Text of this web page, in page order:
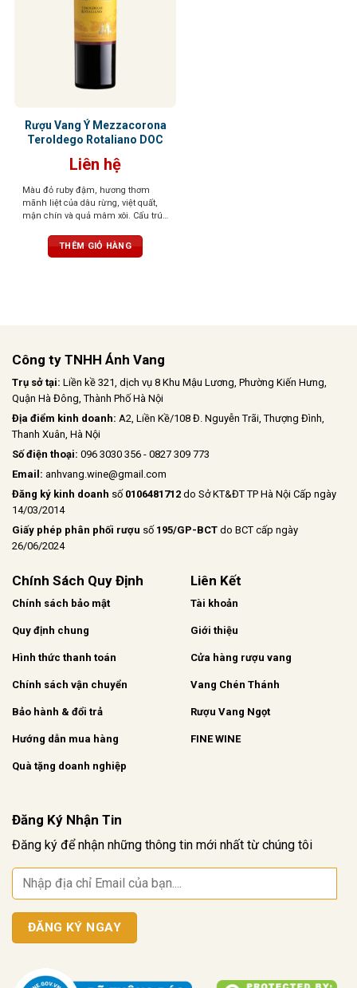
Rượu Vang Ý Mezzacorona
Teroldego Rotaliano DOC
Liên hệ
Màu đỏ ruby đậm, hương thơm
mãnh liệt của dâu rừng, việt quất,
mận chín và quả mâm xôi. Cấu trúc
trịa và hậu vị ấn tượng trong vòm
miệng
THÊM GIỎ HÀNG
Công ty TNHH Ánh Vang
Trụ sở tại: Liền kề 321, dịch vụ 8 Khu Mậu Lương, Phường Kiến Hưng,
Quận Hà Đông, Thành Phố Hà Nội
Địa điểm kinh doanh: A2, Liền Kề/108 Đ. Nguyễn Trãi, Thượng Đình,
Thanh Xuân, Hà Nội
Số điện thoại: 096 3030 356 - 0827 309 773
Email: anhvang.wine@gmail.com
Đăng ký kinh doanh số 0106481712 do Sở KT&ĐT TP Hà Nội Cấp ngày
14/03/2014
Giấy phép phân phối rượu số 195/GP-BCT do BCT cấp ngày
26/06/2024
Chính Sách Quy Định
Chính sách bảo mật
Quy định chung
Hình thức thanh toán
Chính sách vận chuyển
Bảo hành & đổi trả
Hướng dẫn mua hàng
Quà tặng doanh nghiệp
Liên Kết
Tài khoản
Giới thiệu
Cửa hàng rượu vang
Vang Chén Thánh
Rượu Vang Ngọt
FINE WINE
Đăng Ký Nhận Tin
Đăng ký để nhận những thông tin mới nhất từ chúng tôi